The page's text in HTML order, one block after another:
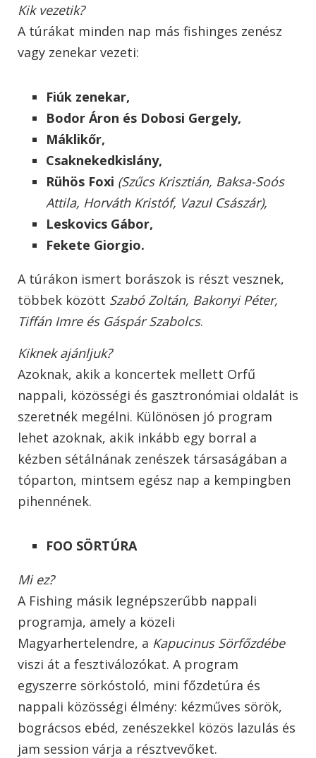
Kik vezetik?
A túrákat minden nap más fishinges zenész
vagy zenekar vezeti:
Fiúk zenekar,
Bodor Áron és Dobosi Gergely,
Máklikőr,
Csaknekedkislány,
Rühös Foxi (Szűcs Krisztián, Baksa-Soós
Attila, Horváth Kristóf, Vazul Császár),
Leskovics Gábor,
Fekete Giorgio.
A túrákon ismert borászok is részt vesznek,
többek között Szabó Zoltán, Bakonyi Péter,
Tiffán Imre és Gáspár Szabolcs.
Kiknek ajánljuk?
Azoknak, akik a koncertek mellett Orfű
nappali, közösségi és gasztronómiai oldalát is
szeretnék megélni. Különösen jó program
lehet azoknak, akik inkább egy borral a
kézben sétálnának zenészek társaságában a
tóparton, mintsem egész nap a kempingben
pihennének.
FOO SÖRTÚRA
Mi ez?
A Fishing másik legnépszerűbb nappali
programja, amely a közeli
Magyarhertelendre, a Kapucinus Sörfőzdébe
viszi át a fesztiválozókat. A program
egyszerre sörkóstoló, mini főzdetúra és
nappali közösségi élmény: kézműves sörök,
bográcsos ebéd, zenészekkel közös lazulás és
jam session várja a résztvevőket.